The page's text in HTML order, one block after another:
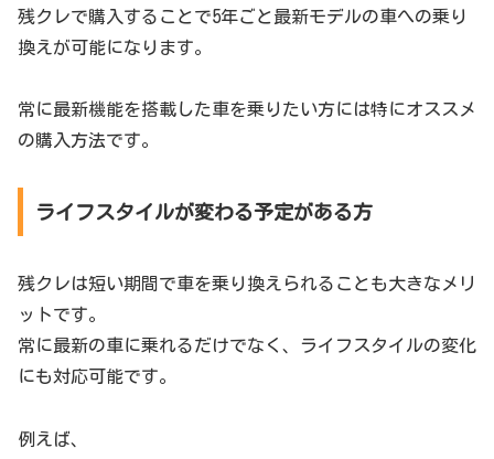
残クレで購入することで5年ごと最新モデルの車への乗り
換えが可能になります。
常に最新機能を搭載した車を乗りたい方には特にオススメ
の購入方法です。
ライフスタイルが変わる予定がある方
残クレは短い期間で車を乗り換えられることも大きなメリ
ットです。
常に最新の車に乗れるだけでなく、ライフスタイルの変化
にも対応可能です。
例えば、